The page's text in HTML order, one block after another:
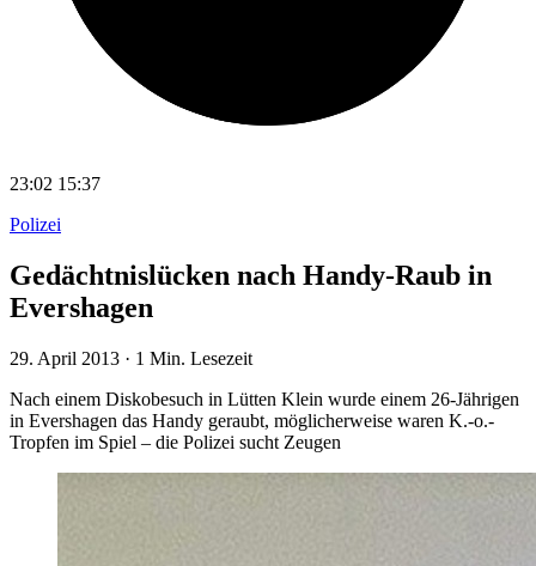
23:02 15:37
Polizei
Gedächtnislücken nach Handy-Raub in
Evershagen
29. April 2013 · 1 Min. Lesezeit
Nach einem Diskobesuch in Lütten Klein wurde einem 26-Jährigen
in Evershagen das Handy geraubt, möglicherweise waren K.-o.-
Trop­fen im Spiel – die Polizei sucht Zeugen